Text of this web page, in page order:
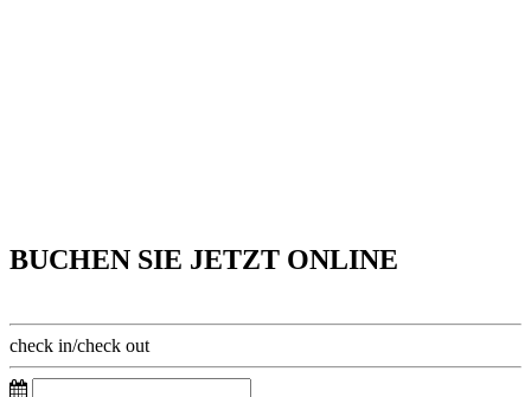
BUCHEN SIE JETZT ONLINE
check in/check out